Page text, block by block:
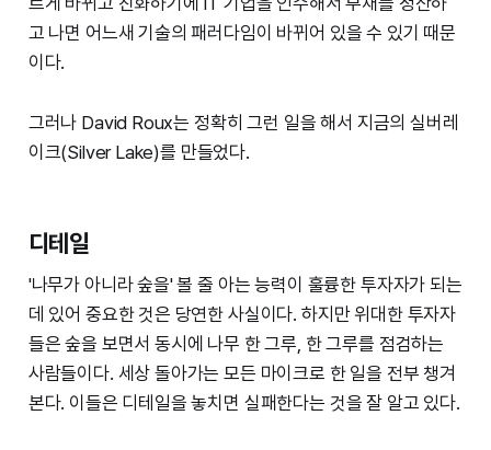
고 나면 어느새 기술의 패러다임이 바뀌어 있을 수 있기 때문
이다.
그러나 David Roux는 정확히 그런 일을 해서 지금의 실버레
이크(Silver Lake)를 만들었다.
디테일
'나무가 아니라 숲을' 볼 줄 아는 능력이 훌륭한 투자자가 되는
데 있어 중요한 것은 당연한 사실이다. 하지만 위대한 투자자
들은 숲을 보면서 동시에 나무 한 그루, 한 그루를 점검하는
사람들이다. 세상 돌아가는 모든 마이크로 한 일을 전부 챙겨
본다. 이들은 디테일을 놓치면 실패한다는 것을 잘 알고 있다.